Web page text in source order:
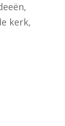
kerk,